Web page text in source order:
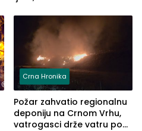
ove godine
Crna Hronika
Požar zahvatio regionalnu
deponiju na Crnom Vrhu,
vatrogasci drže vatru pod